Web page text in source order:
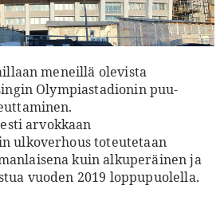
meneillä olevista
Olympiastadionin puu-
arvokkaan
ulkoverhous toteutetaan
kuin alkuperäinen ja
vuoden 2019 loppupuolella.